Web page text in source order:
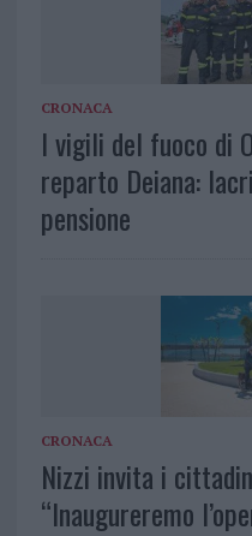
CRONACA
I vigili del fuoco di
reparto Deiana:
pensione
CRONACA
Nizzi invita i
“Inaugureremo